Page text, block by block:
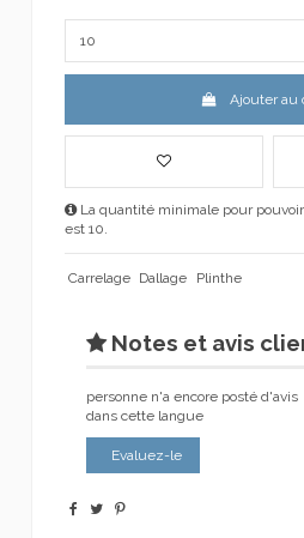
Ajouter au
La quantité minimale pour
est 10.
Carrelage Dallage Plinthe
Notes et avis
personne n'a encore posté d'avis
dans cette langue
Evaluez-le